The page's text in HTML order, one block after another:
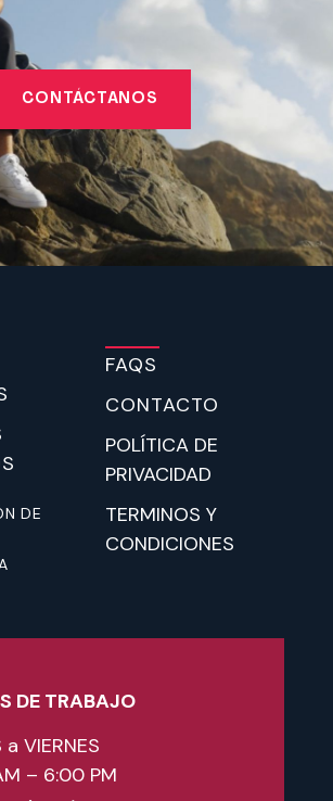
CONTÁCTANOS
DE
FAQS
CONTACTO
POLÍTICA DE
PRIVACIDAD
TERMINOS Y
CONDICIONES
DE TRABAJO
a VIERNES
– 6:00 PM